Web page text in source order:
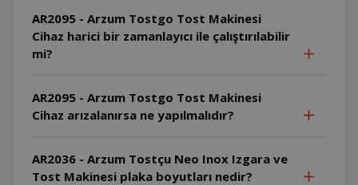
AR2095 - Arzum Tostgo Tost Makinesi
Cihaz harici bir zamanlayıcı ile çalıştırılabilir
mi?
AR2095 - Arzum Tostgo Tost Makinesi
Cihaz arızalanırsa ne yapılmalıdır?
AR2036 - Arzum Tostçu Neo Inox Izgara ve
Tost Makinesi plaka boyutları nedir?